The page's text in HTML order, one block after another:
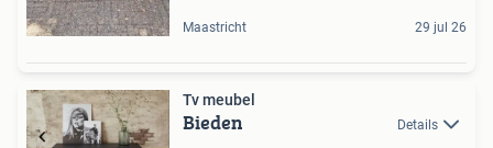
Maastricht 29 jul 26
Tv meubel
Bieden Details